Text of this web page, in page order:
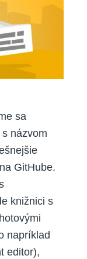
sa
názvom
GitHube.
knižnici s
napríklad
editor),